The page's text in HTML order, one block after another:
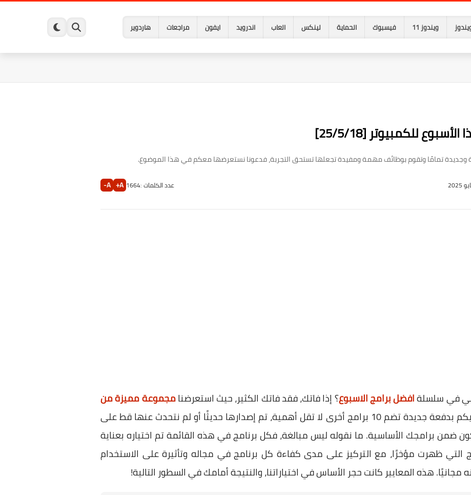
ويندوز 11 فيسبوك الحماية لينكس العاب اندرويد ايفون مراجعات هاردوير
للكمبيوتر [25/5/18]
وجديدة تمامًا وتقوم بوظائف مهمة ومفيدة تجعلها تستحق التجربة، فدعونا نستعرضها معكم في هذا الموضوع.
عدد الكلمات :1664
A+
A-
في سلسلةافضل برامج الاسبوع؟ إذا فاتك، فقد فاتك الكثير، حيث استعرضنامجموعة مميزة من
. واليوم نعود إليكم بدفعة جديدة تضم 10 برامج أخرى لا تقل أهمية، تم إصدارها حديثًا أو لم نتحدث عنها قط على
ضمن برامجك الأساسية. ما نقوله ليس مبالغة، فكل برنامج في هذه القائمة تم اختياره بعناية
التي ظهرت مؤخرًا، مع التركيز على مدى كفاءة كل برنامج في مجاله وتأثيرة على الاستخدام
هذه المعايير كانت حجر الأساس في اختياراتنا، والنتيجة أمامك في السطور التالية!